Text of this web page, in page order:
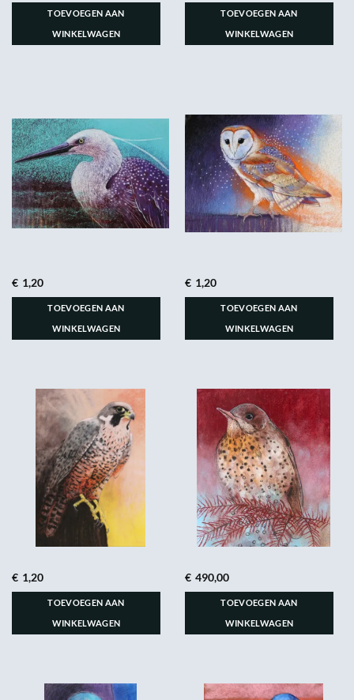
TOEVOEGEN AAN
WINKELWAGEN
TOEVOEGEN AAN
WINKELWAGEN
€ 1,20
TOEVOEGEN AAN
WINKELWAGEN
€ 1,20
TOEVOEGEN AAN
WINKELWAGEN
€ 1,20
TOEVOEGEN AAN
WINKELWAGEN
€ 490,00
TOEVOEGEN AAN
WINKELWAGEN